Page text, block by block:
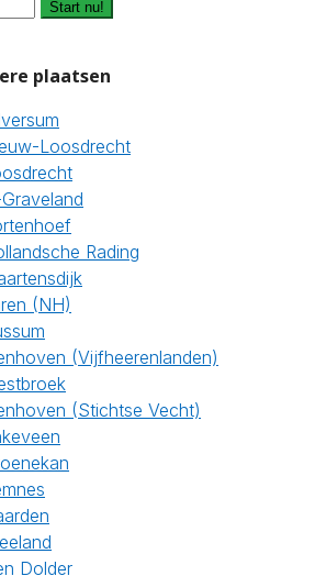
Start nu!
plaatsen
Loosdrecht
Rading
(NH)
(Vijfheerenlanden)
(Stichtse Vecht)
Dolder